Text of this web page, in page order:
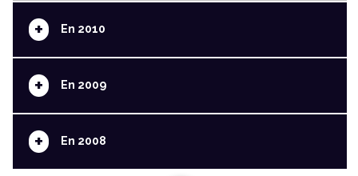
+ En 2010
+ En 2009
+ En 2008